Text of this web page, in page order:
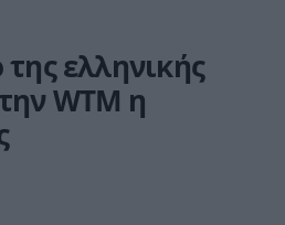
ελληνικής
WTM η